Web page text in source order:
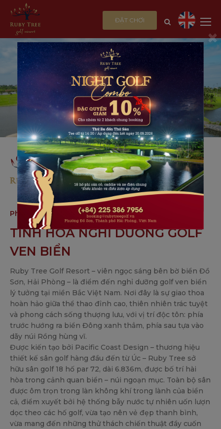
ĐẶT CHƠI
Phường Đồ Sơn, Thành phố Hải Phòng, Việt Nam
TINH HOA NGHỈ DƯỠNG GOLF
VEN BIỂN
Ruby Tree Golf Resort – viên ngọc sáng bên bờ biển Đồ
Sơn, Hải Phòng – là điểm đến nghỉ dưỡng golf ven biển
lý tưởng tại miền Bắc Việt Nam. Nơi đây là sự giao thoa
hoàn hảo giữa thể thao đỉnh cao, thiên nhiên trác tuyệt
và phong cách sống thượng lưu, với vị trí độc tôn: phía
trước hướng ra biển Đông xanh thẳm, phía sau tựa vào
dãy núi Rồng hùng vĩ.
Được kiến tạo bởi Pacific Coast Design – thương hiệu
thiết kế sân golf hàng đầu đến từ Úc – Ruby Tree sở
hữu sân golf 18 hố par 72, dài 6.836m, được bố trí hài
hòa trong cảnh quan biển – núi ngoạn mục. Toàn bộ sân
được ôm trọn trong làn không khí trong lành của biển
cả, điểm xuyết bởi hệ thống bẫy nước tự nhiên uốn lượn
dọc theo các hố golf, vừa tạo nên vẻ đẹp thanh bình,
vừa mang đến những thử thách chiến thuật đầy cuốn
×